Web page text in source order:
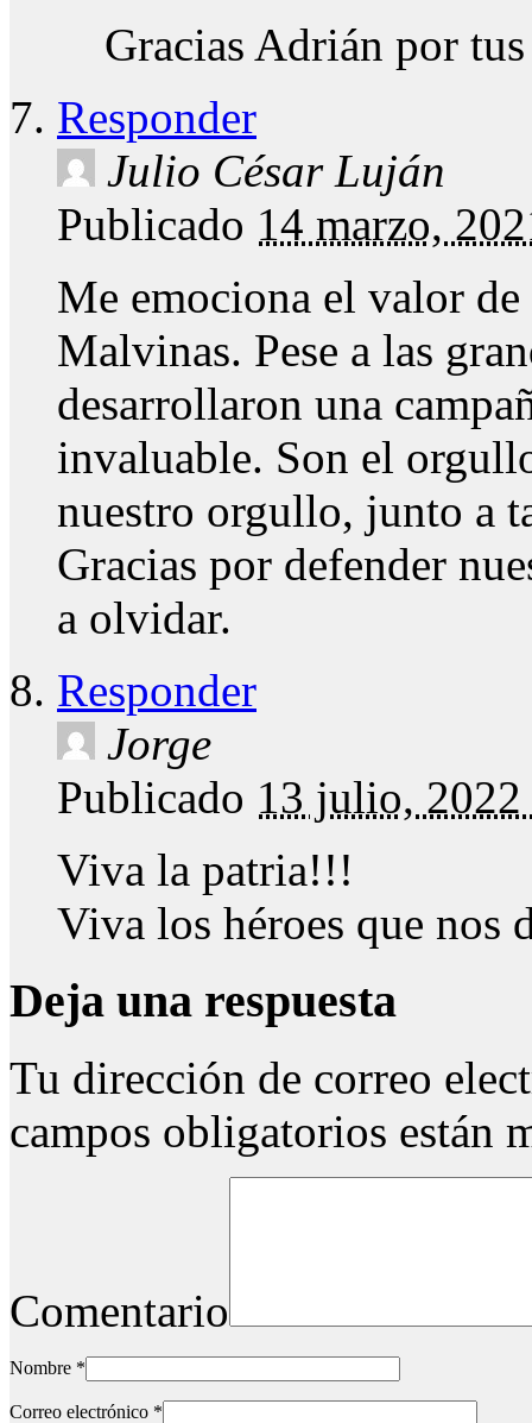
Gracias Adrián por
Responder
Julio César Luján
Publicado 14 marzo,
Me emociona el valor
Malvinas. Pese a las
desarrollaron una
invaluable. Son el
nuestro orgullo, junto a
Gracias por defender
a olvidar.
Responder
Jorge
Publicado 13 julio,
Viva la patria!!!
Viva los héroes que nos
Deja una respuesta
Tu dirección de correo
campos obligatorios están
Comentario
Nombre *
Correo electrónico *